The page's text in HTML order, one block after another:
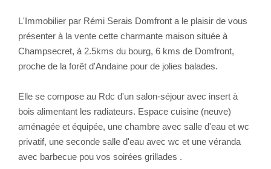
L'Immobilier par Rémi Serais Domfront a le plaisir de vous
présenter à la vente cette charmante maison située à
Champsecret, à 2.5kms du bourg, 6 kms de Domfront,
proche de la forêt d'Andaine pour de jolies balades.
Elle se compose au Rdc d'un salon-séjour avec insert à
bois alimentant les radiateurs. Espace cuisine (neuve)
aménagée et équipée, une chambre avec salle d'eau et wc
privatif, une seconde salle d'eau avec wc et une véranda
avec barbecue pou vos soirées grillades .